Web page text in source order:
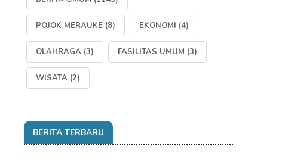
POJOK MERAUKE (8) EKONOMI (4)
OLAHRAGA (3) FASILITAS UMUM (3)
WISATA (2)
BERITA TERBARU